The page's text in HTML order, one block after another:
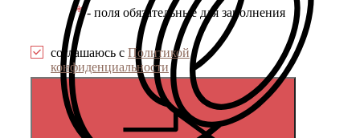
*- поля обязательные для заполнения
соглашаюсь с Политикой
конфиденциальности